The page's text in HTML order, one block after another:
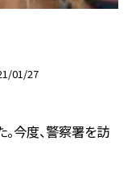
01/27
今度、警察署を訪